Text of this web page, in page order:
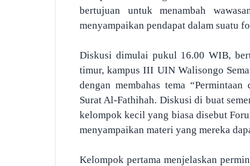
bertujuan untuk menambah
menyampaikan pendapat dalam suatu
Diskusi dimulai pukul 16.00 WIB,
timur, kampus III UIN Walisongo
dengan membahas tema “Permintaan
Surat Al-Fathihah. Diskusi di buat
kelompok kecil yang biasa disebut
menyampaikan materi yang mereka
Kelompok pertama menjelaskan